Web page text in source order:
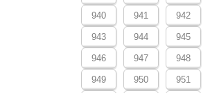
940 941 942
943 944 945
946 947 948
949 950 951